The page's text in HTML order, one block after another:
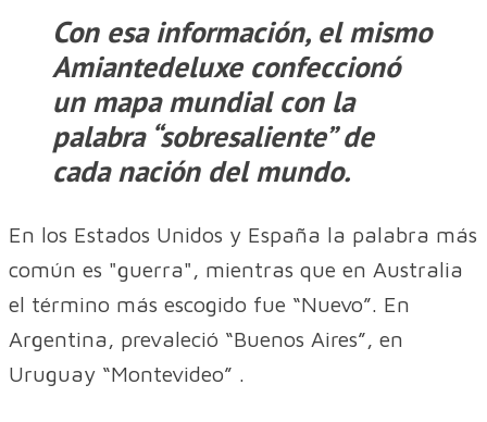
Con esa información, el mismo
Amiantedeluxe confeccionó
un mapa mundial con la
palabra “sobresaliente” de
cada nación del mundo.
En los Estados Unidos y España la palabra más
común es "guerra", mientras que en Australia
el término más escogido fue “Nuevo”. En
Argentina, prevaleció “Buenos Aires”, en
Uruguay “Montevideo” .